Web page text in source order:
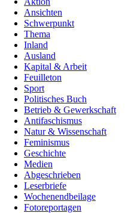
Ansichten
Schwerpunkt
Thema
Inland
Ausland
Kapital & Arbeit
Feuilleton
Sport
Politisches Buch
Betrieb & Gewerkschaft
Antifaschismus
Natur & Wissenschaft
Feminismus
Geschichte
Medien
Abgeschrieben
Leserbriefe
Wochenendbeilage
Fotoreportagen